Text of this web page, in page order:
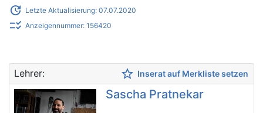
update Letzte Aktualisierung: 07.07.2020
checklist_rtl Anzeigennummer: 156420
Lehrer: star_border Inserat auf Merkliste setzen
Sascha Pratnekar